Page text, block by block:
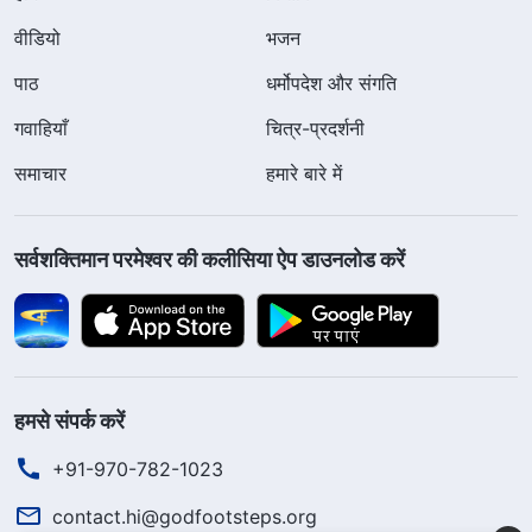
वीडियो
भजन
पाठ
धर्मोपदेश और संगति
गवाहियाँ
चित्र-प्रदर्शनी
समाचार
हमारे बारे में
सर्वशक्तिमान परमेश्वर की कलीसिया ऐप डाउनलोड करें
हमसे संपर्क करें
+91-970-782-1023
contact.hi@godfootsteps.org